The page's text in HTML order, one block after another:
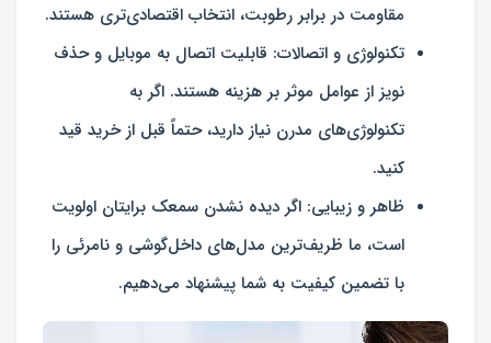
مقاومت در برابر رطوبت، انتخاب اقتصادی‌تری هستند.
تکنولوژی و اتصالات: قابلیت اتصال به موبایل و حذف
نویز از عوامل موثر بر هزینه هستند. اگر به
تکنولوژی‌های مدرن نیاز دارید، حتماً قبل از خرید قید
کنید.
ظاهر و زیبایی: اگر دیده نشدن سمعک برایتان اولویت
است، ما ظریف‌ترین مدل‌های داخل‌گوشی و نامرئی را
با تضمین کیفیت به شما پیشنهاد می‌دهیم.